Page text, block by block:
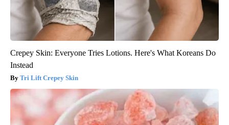
Crepey Skin: Everyone Tries Lotions. Here's What Koreans Do
Instead
Tri Lift Crepey Skin